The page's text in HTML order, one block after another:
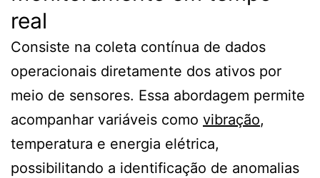
real
Consiste na coleta contínua de dados
operacionais diretamente dos ativos por
meio de sensores. Essa abordagem permite
acompanhar variáveis como vibração,
temperatura e energia elétrica,
possibilitando a identificação de anomalias